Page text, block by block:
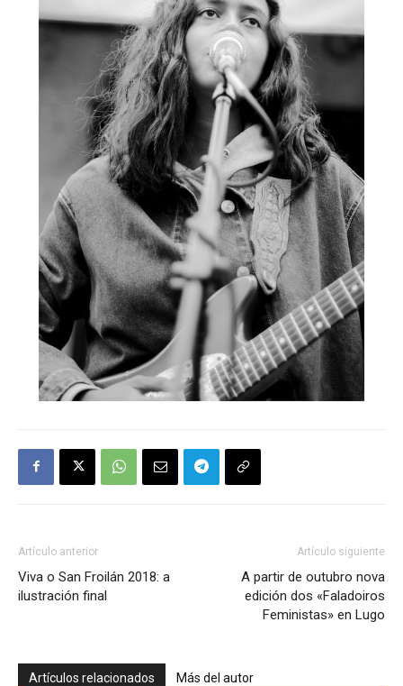
Artículo anterior
Viva o San Froilán 2018: a
ilustración final
Artículo siguiente
A partir de outubro nova
edición dos «Faladoiros
Feministas» en Lugo
Artículos relacionados Más del autor